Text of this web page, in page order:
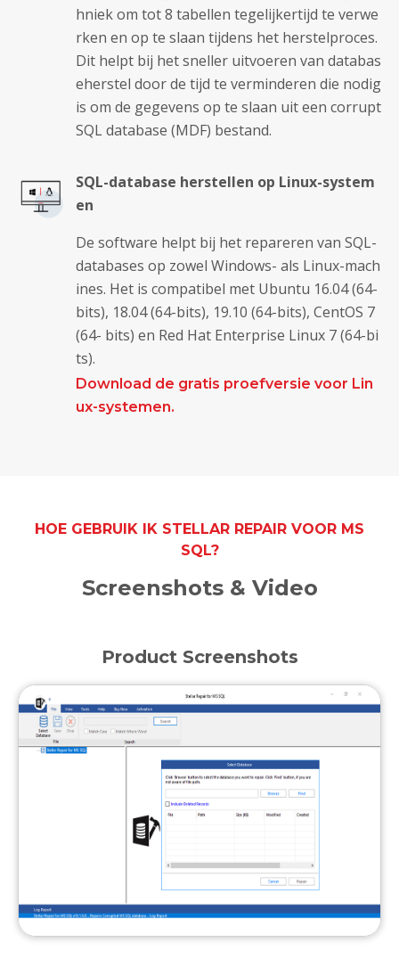
hniek om tot 8 tabellen tegelijkertijd te verwe
rken en op te slaan tijdens het herstelproces.
Dit helpt bij het sneller uitvoeren van databas
eherstel door de tijd te verminderen die nodig
is om de gegevens op te slaan uit een corrupt
SQL database (MDF) bestand.
SQL-database herstellen op Linux-system
en
De software helpt bij het repareren van SQL-
databases op zowel Windows- als Linux-mach
ines. Het is compatibel met Ubuntu 16.04 (64-
bits), 18.04 (64-bits), 19.10 (64-bits), CentOS 7
(64- bits) en Red Hat Enterprise Linux 7 (64-bi
ts).
Download de gratis proefversie voor Lin
ux-systemen.
HOE GEBRUIK IK STELLAR REPAIR VOOR MS
SQL?
Screenshots & Video
Product Screenshots